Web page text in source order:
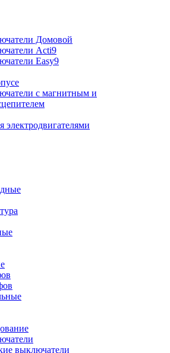
Домовой
Acti9
Easy9
с магнитным и
электродвигателями
выключатели